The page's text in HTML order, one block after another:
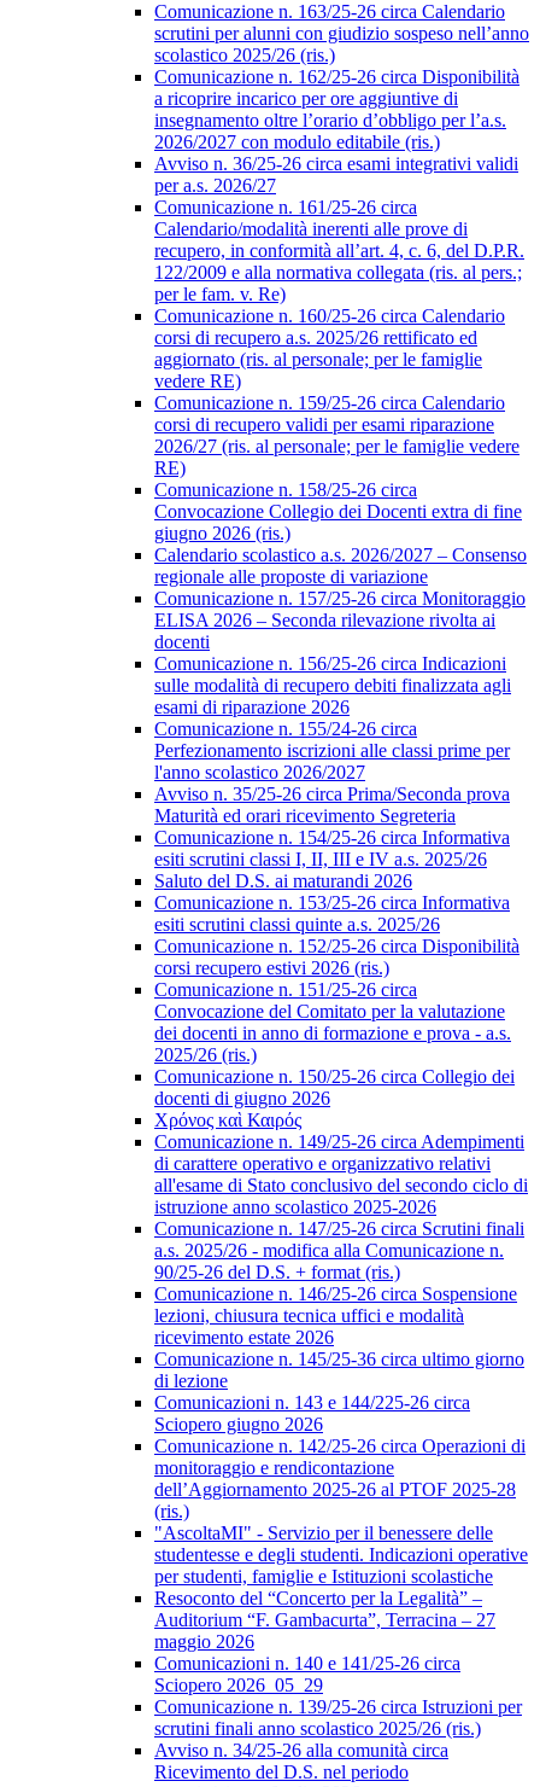
Comunicazione n. 163/25-26 circa Calendario
scrutini per alunni con giudizio sospeso nell’anno
scolastico 2025/26 (ris.)
Comunicazione n. 162/25-26 circa Disponibilità
a ricoprire incarico per ore aggiuntive di
insegnamento oltre l’orario d’obbligo per l’a.s.
2026/2027 con modulo editabile (ris.)
Avviso n. 36/25-26 circa esami integrativi validi
per a.s. 2026/27
Comunicazione n. 161/25-26 circa
Calendario/modalità inerenti alle prove di
recupero, in conformità all’art. 4, c. 6, del D.P.R.
122/2009 e alla normativa collegata (ris. al pers.;
per le fam. v. Re)
Comunicazione n. 160/25-26 circa Calendario
corsi di recupero a.s. 2025/26 rettificato ed
aggiornato (ris. al personale; per le famiglie
vedere RE)
Comunicazione n. 159/25-26 circa Calendario
corsi di recupero validi per esami riparazione
2026/27 (ris. al personale; per le famiglie vedere
RE)
Comunicazione n. 158/25-26 circa
Convocazione Collegio dei Docenti extra di fine
giugno 2026 (ris.)
Calendario scolastico a.s. 2026/2027 – Consenso
regionale alle proposte di variazione
Comunicazione n. 157/25-26 circa Monitoraggio
ELISA 2026 – Seconda rilevazione rivolta ai
docenti
Comunicazione n. 156/25-26 circa Indicazioni
sulle modalità di recupero debiti finalizzata agli
esami di riparazione 2026
Comunicazione n. 155/24-26 circa
Perfezionamento iscrizioni alle classi prime per
l'anno scolastico 2026/2027
Avviso n. 35/25-26 circa Prima/Seconda prova
Maturità ed orari ricevimento Segreteria
Comunicazione n. 154/25-26 circa Informativa
esiti scrutini classi I, II, III e IV a.s. 2025/26
Saluto del D.S. ai maturandi 2026
Comunicazione n. 153/25-26 circa Informativa
esiti scrutini classi quinte a.s. 2025/26
Comunicazione n. 152/25-26 circa Disponibilità
corsi recupero estivi 2026 (ris.)
Comunicazione n. 151/25-26 circa
Convocazione del Comitato per la valutazione
dei docenti in anno di formazione e prova - a.s.
2025/26 (ris.)
Comunicazione n. 150/25-26 circa Collegio dei
docenti di giugno 2026
Χρόνος καὶ Καιρός
Comunicazione n. 149/25-26 circa Adempimenti
di carattere operativo e organizzativo relativi
all'esame di Stato conclusivo del secondo ciclo di
istruzione anno scolastico 2025-2026
Comunicazione n. 147/25-26 circa Scrutini finali
a.s. 2025/26 - modifica alla Comunicazione n.
90/25-26 del D.S. + format (ris.)
Comunicazione n. 146/25-26 circa Sospensione
lezioni, chiusura tecnica uffici e modalità
ricevimento estate 2026
Comunicazione n. 145/25-36 circa ultimo giorno
di lezione
Comunicazioni n. 143 e 144/225-26 circa
Sciopero giugno 2026
Comunicazione n. 142/25-26 circa Operazioni di
monitoraggio e rendicontazione
dell’Aggiornamento 2025-26 al PTOF 2025-28
(ris.)
"AscoltaMI" - Servizio per il benessere delle
studentesse e degli studenti. Indicazioni operative
per studenti, famiglie e Istituzioni scolastiche
Resoconto del “Concerto per la Legalità” –
Auditorium “F. Gambacurta”, Terracina – 27
maggio 2026
Comunicazioni n. 140 e 141/25-26 circa
Sciopero 2026_05_29
Comunicazione n. 139/25-26 circa Istruzioni per
scrutini finali anno scolastico 2025/26 (ris.)
Avviso n. 34/25-26 alla comunità circa
Ricevimento del D.S. nel periodo